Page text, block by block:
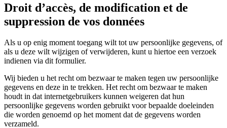
Droit d’accès, de modification et de
suppression de vos données
Als u op enig moment toegang wilt tot uw persoonlijke gegevens, of
als u deze wilt wijzigen of verwijderen, kunt u hiertoe een verzoek
indienen via dit formulier.
Wij bieden u het recht om bezwaar te maken tegen uw persoonlijke
gegevens en deze in te trekken. Het recht om bezwaar te maken
houdt in dat internetgebruikers kunnen weigeren dat hun
persoonlijke gegevens worden gebruikt voor bepaalde doeleinden
die worden genoemd op het moment dat de gegevens worden
verzameld.